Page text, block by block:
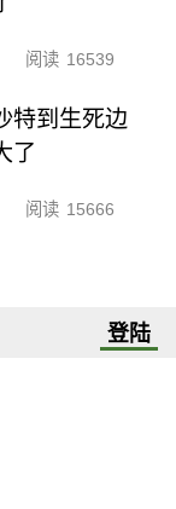
阅读 16539
特到生死边
了
阅读 15666
登陆